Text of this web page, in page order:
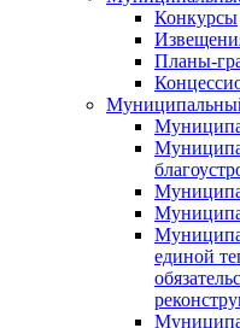
Конкурсы
Планы-
единой